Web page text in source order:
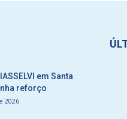
em Santa
reforço
2026